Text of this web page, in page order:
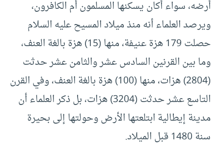
أرضه، سواء أكان يسكنها المسلمون أم الكافرون،
ويرصد العلماء أنه منذ ميلاد المسيح عليه السلام
حصلت 179 هزة عنيفة، منها (15) هزة بالغة العنف،
وما بين القرنين السادس عشر والثامن عشر حدثت
(2804) هزات، منها (100) هزة بالغة العنف، وفي القرن
التاسع عشر حدثت (3204) هزات، بل ذكر العلماء أن
مدينة إيطالية ابتلعتها الأرض وحولتها إلى بحيرة
سنة 1480 قبل الميلاد.